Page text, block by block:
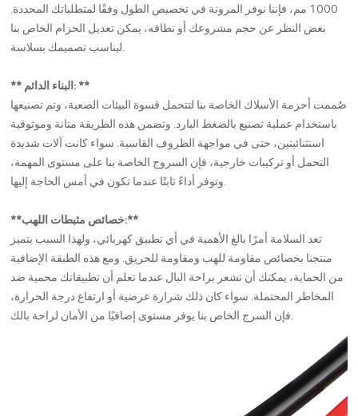
1000 مم، فإننا نوفر المرونة في تخصيص الطول وفقًا لمتطلباتك المحددة.
بغض النظر عن حجم مشروعك أو نطاقه، يمكن تعديل الحزام الخاص بنا
ليناسب تصميمك بسلاسة.
** البناء الدائم: **
صُممت أحزمة الأسلاك الخاصة بنا لتتحمل قسوة البيئات الصعبة، وتم تصنيعها
باستخدام عملية تصنيع بالضغط البارد. وتضمن هذه الطريقة متانة وموثوقية
استثنائيتين، حتى في مواجهة الظروف القاسية. سواء كانت آلات شديدة
التحمل أو تركيبات خارجية، فإن السروج الخاصة بنا على مستوى المهمة،
وتوفر أداءً ثابتًا عندما تكون في أمس الحاجة إليها.
**خصائص مثبطات اللهب:**
تعد السلامة أمرًا بالغ الأهمية في أي تطبيق كهربائي، ولهذا السبب يتميز
منتجنا بخصائص مقاومة للهب ومقاومة للحريق. ومع هذه الطبقة الإضافية
من الحماية، يمكنك أن تشعر براحة البال عندما تعلم أن تطبيقاتك محمية ضد
المخاطر المحتملة. سواء كان ذلك شرارة عرضية أو ارتفاع درجة الحرارة،
فإن السرج الخاص بنا يوفر مستوى إضافيًا من الأمان لراحة بالك.